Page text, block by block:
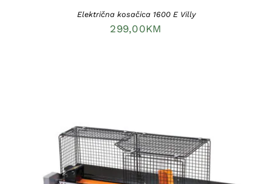
Električna kosačica 1600 E Villy
299,00KM